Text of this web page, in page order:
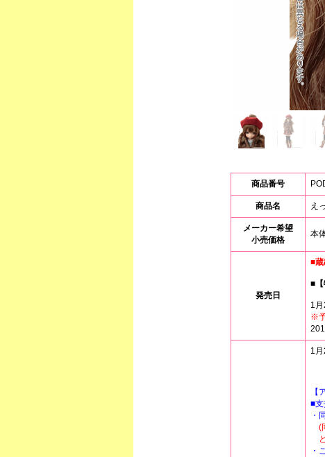
商品番号
商品名 え
メーカー希望
小売価格
本
発売日
■
■【
1
※
1
【
■
・
(
・